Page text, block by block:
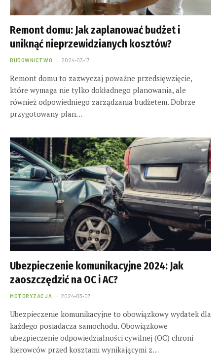
Remont domu: Jak zaplanować budżet i
uniknąć nieprzewidzianych kosztów?
BUDOWNICTWO 2024-03-17
Remont domu to zazwyczaj poważne przedsięwzięcie,
które wymaga nie tylko dokładnego planowania, ale
również odpowiedniego zarządzania budżetem. Dobrze
przygotowany plan…
Ubezpieczenie komunikacyjne 2024: Jak
zaoszczędzić na OC i AC?
MOTORYZACJA 2024-03-07
Ubezpieczenie komunikacyjne to obowiązkowy wydatek dla
każdego posiadacza samochodu. Obowiązkowe
ubezpieczenie odpowiedzialności cywilnej (OC) chroni
kierowców przed kosztami wynikającymi z…